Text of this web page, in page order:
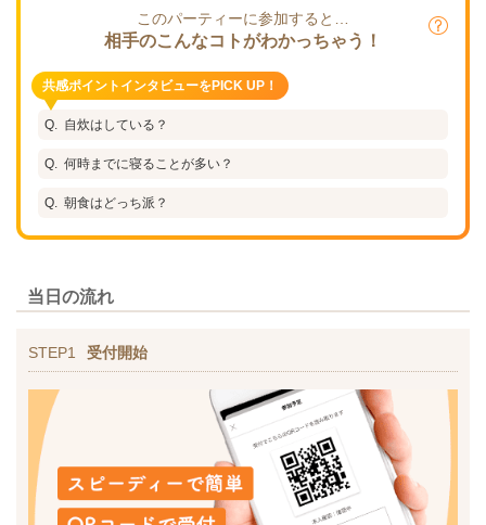
このパーティーに参加すると…
相手のこんなコトがわかっちゃう！
共感ポイントインタビューをPICK UP！
自炊はしている？
何時までに寝ることが多い？
朝食はどっち派？
当日の流れ
STEP1 受付開始